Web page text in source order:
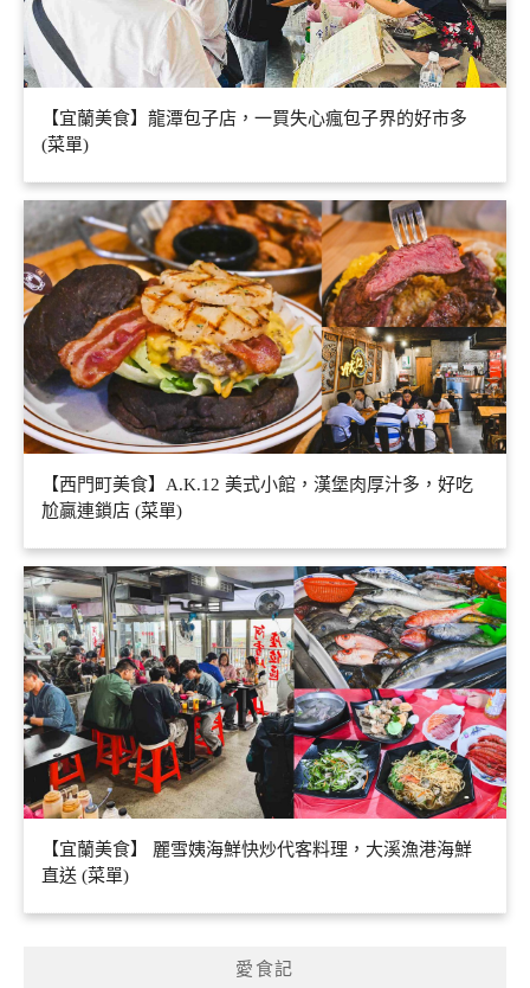
【宜蘭美食】龍潭包子店，一買失心瘋包子界的好市多
(菜單)
【西門町美食】A.K.12 美式小館，漢堡肉厚汁多，好吃
尬贏連鎖店 (菜單)
【宜蘭美食】 麗雪姨海鮮快炒代客料理，大溪漁港海鮮
直送 (菜單)
愛食記